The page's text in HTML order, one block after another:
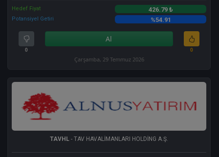
Hedef Fiyat 426.79 ₺
Potansiyel Getiri %54.91
0
Al
0
Çarşamba, 29 Temmuz 2026
TAVHL - TAV HAVALİMANLARI HOLDİNG A.Ş.